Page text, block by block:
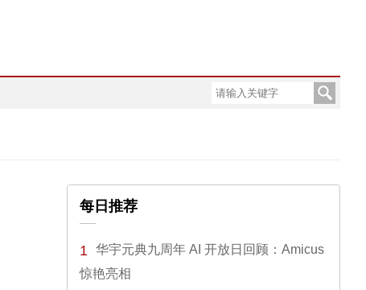
每日推荐
1 华宇元典九周年 AI 开放日回顾：Amicus
惊艳亮相